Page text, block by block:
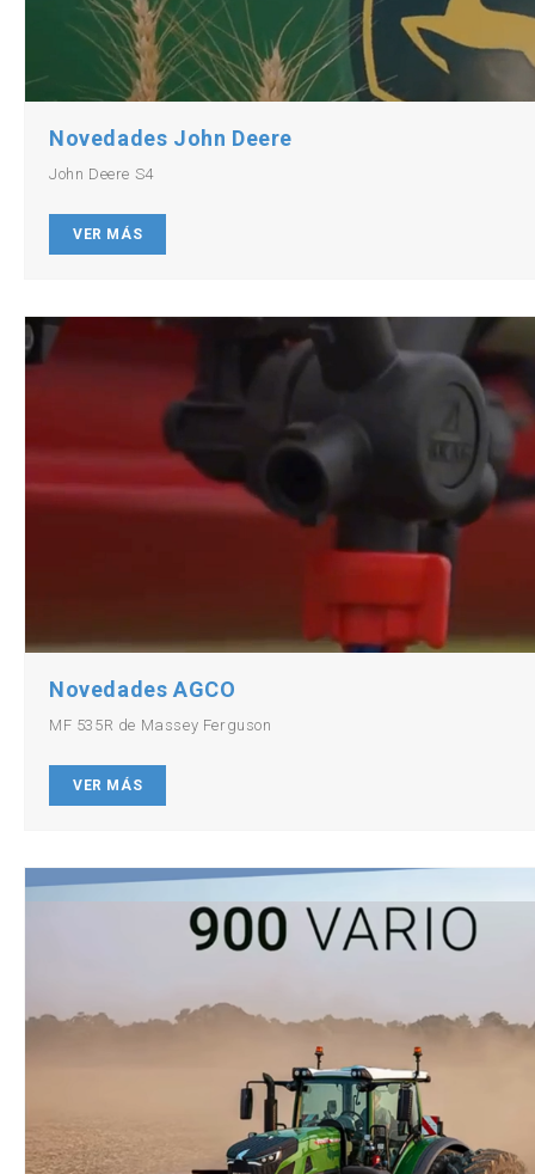
Novedades John Deere
John Deere S4
VER MÁS
Novedades AGCO
MF 535R de Massey Ferguson
VER MÁS